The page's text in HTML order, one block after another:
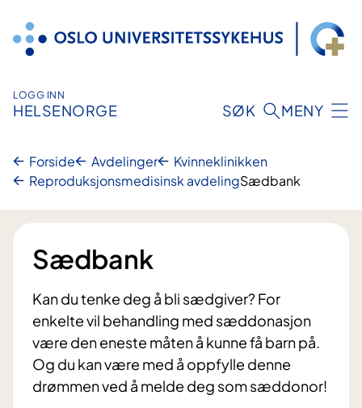
innhold
LOGG INN
HELSENORGE SØK MENY
Forside Avdelinger
Kvinneklinikken
Reproduksjonsmedisinsk avdelingSædbank
Sædbank
Kan du tenke deg å bli sædgiver? For
enkelte vil behandling med sæddonasjon
være den eneste måten å kunne få barn på.
Og du kan være med å oppfylle denne
drømmen ved å melde deg som sæddonor!